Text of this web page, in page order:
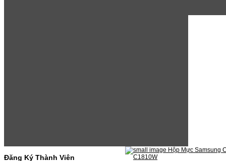
Đăng Ký Thành Viên